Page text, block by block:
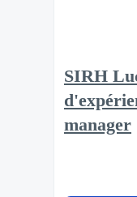
SIRH
manager